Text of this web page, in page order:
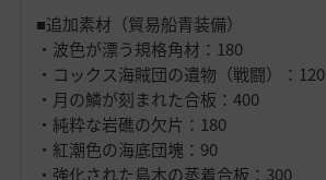
■追加素材（貿易船青装備）
・波色が漂う規格角材：180
・コックス海賊団の遺物（戦闘）：120
・月の鱗が刻まれた合板：400
・純粋な岩礁の欠片：180
・紅潮色の海底団塊：90
・強化された島木の蒸着合板：300